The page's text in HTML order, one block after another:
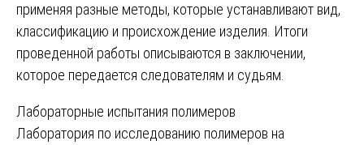
применяя разные методы, которые устанавливают вид,
классификацию и происхождение изделия. Итоги
проведенной работы описываются в заключении,
которое передается следователям и судьям.
Навигация
Лабораторные испытания полимеров
Лаборатория по исследованию полимеров на